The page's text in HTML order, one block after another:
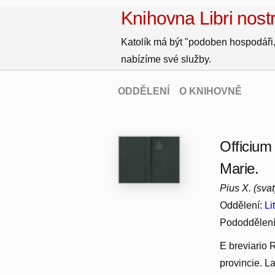
Knihovna Libri
Katolík má být "podoben
nabízíme své služby.
ODDĚLENÍ O KNIHOVNĚ
Marie.
Pius X.
Oddělení:
E breviario
provincie.